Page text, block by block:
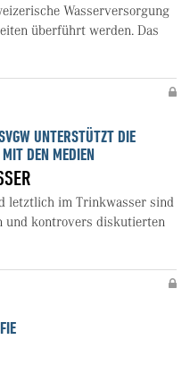
Wasserversorgung
überführt werden. Das
UNTERSTÜTZT DIE
DEN MEDIEN
letztlich im Trinkwasser sind
und kontrovers diskutierten